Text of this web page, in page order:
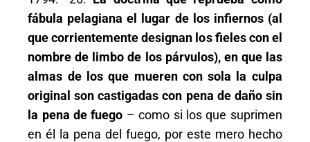
fábula pelagiana el lugar de los infiernos (al
que corrientemente designan los fieles con el
nombre de limbo de los párvulos), en que las
almas de los que mueren con sola la culpa
original son castigadas con pena de daño sin
la pena de fuego – como si los que suprimen
en él la pena del fuego, por este mero hecho